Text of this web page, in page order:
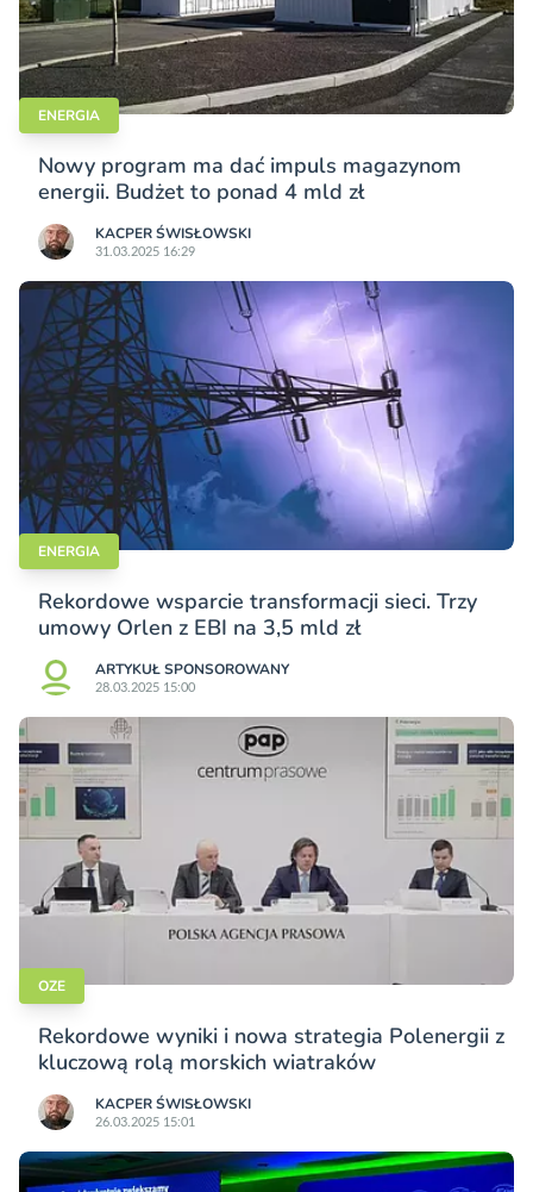
ENERGIA
Nowy program ma dać impuls magazynom
energii. Budżet to ponad 4 mld zł
KACPER ŚWISŁO­WSKI
31.03.2025 16:29
ENERGIA
Rekordowe wsparcie transformacji sieci. Trzy
umowy Orlen z EBI na 3,5 mld zł
ARTYKUŁ SPONSOROWANY
28.03.2025 15:00
OZE
Rekordowe wyniki i nowa strategia Polenergii z
kluczową rolą morskich wiatraków
KACPER ŚWISŁO­WSKI
26.03.2025 15:01